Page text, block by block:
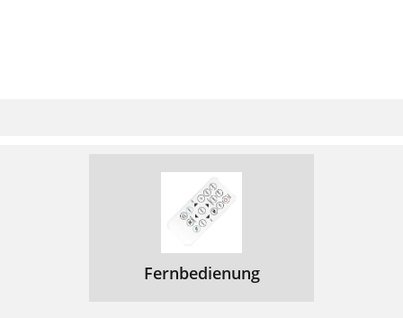
Fernbedienung